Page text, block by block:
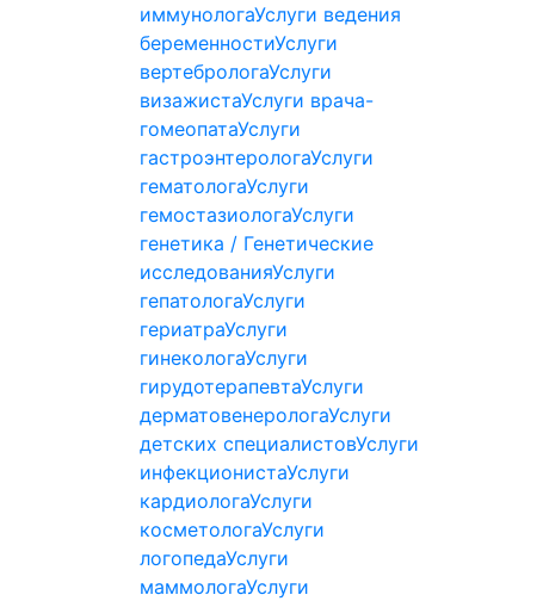
иммунологаУслуги ведения
беременностиУслуги
вертебрологаУслуги
визажистаУслуги врача-
гомеопатаУслуги
гастроэнтерологаУслуги
гематологаУслуги
гемостазиологаУслуги
генетика / Генетические
исследованияУслуги
гепатологаУслуги
гериатраУслуги
гинекологаУслуги
гирудотерапевтаУслуги
дерматовенерологаУслуги
детских специалистовУслуги
инфекционистаУслуги
кардиологаУслуги
косметологаУслуги
логопедаУслуги
маммологаУслуги